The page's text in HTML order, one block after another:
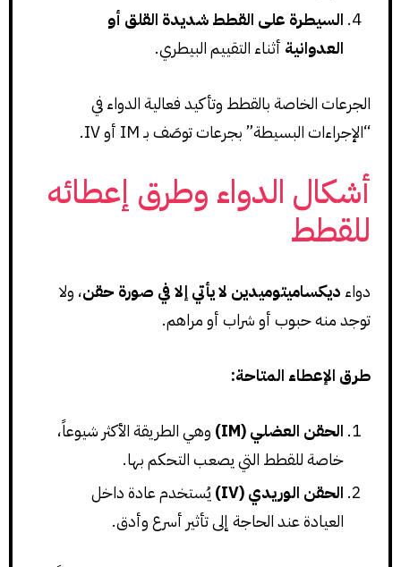
السيطرة على القطط شديدة القلق أو
العدوانية أثناء التقييم البيطري.
الجرعات الخاصة بالقطط وتأكيد فعالية الدواء في
“الإجراءات البسيطة” بجرعات توصَف بـ IM أو IV.
أشكال الدواء وطرق إعطائه
للقطط
دواء ديكساميتوميدين لا يأتي إلا في صورة حقن، ولا
توجد منه حبوب أو شراب أو مراهم.
طرق الإعطاء المتاحة:
الحقن العضلي (IM)
وهي الطريقة الأكثر شيوعاً،
خاصة للقطط التي يصعب التحكم بها.
الحقن الوريدي (IV)
يُستخدم عادة داخل
العيادة عند الحاجة إلى تأثير أسرع وأدق.